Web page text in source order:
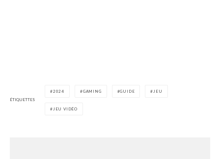
ÉTIQUETTES
2024 GAMING GUIDE JEU
JEU VIDÉO